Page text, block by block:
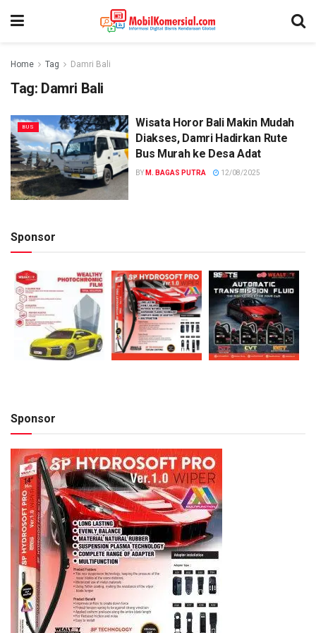
Home Tag Damri Bali
Tag: Damri Bali
BUS
Wisata Horor Bali Makin Mudah
Diakses, Damri Hadirkan Rute
Bus Murah ke Desa Adat
BY M. BAGAS PUTRA 12/08/2025
Sponsor
Sponsor